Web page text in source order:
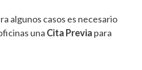
algunos casos es necesario
una Cita Previa para